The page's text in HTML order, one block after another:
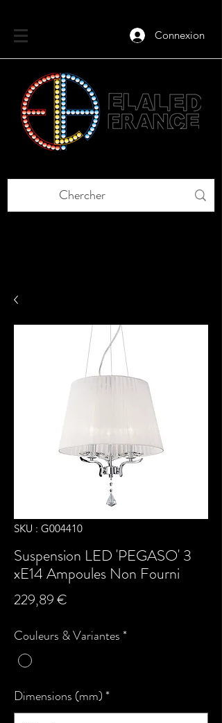
Connexion
SKU : G004410
Suspension LED 'PEGASO' 3
xE14 Ampoules Non Fourni
229,89 €
Couleurs & Variantes*
Dimensions (mm)*